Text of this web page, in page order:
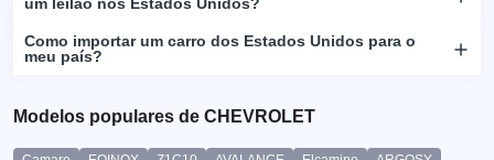
Como importar um carro dos Estados Unidos para o
meu país?
Modelos populares de CHEVROLET